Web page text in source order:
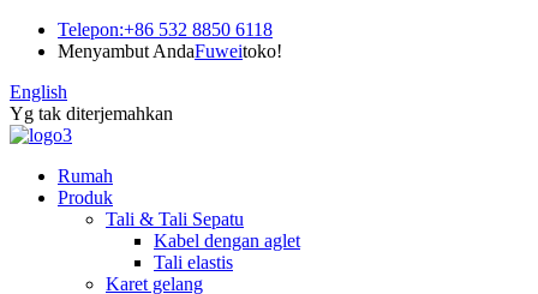
Telepon:+86 532 8850 6118
Menyambut AndaFuweitoko!
English
Yg tak diterjemahkan
Rumah
Produk
Tali & Tali Sepatu
Kabel dengan aglet
Tali elastis
Karet gelang